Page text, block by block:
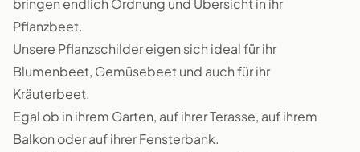
bringen endlich Ordnung und Übersicht in ihr
Pflanzbeet.
Unsere Pflanzschilder eigen sich ideal für ihr
Blumenbeet, Gemüsebeet und auch für ihr
Kräuterbeet.
Egal ob in ihrem Garten, auf ihrer Terasse, auf ihrem
Balkon oder auf ihrer Fensterbank.